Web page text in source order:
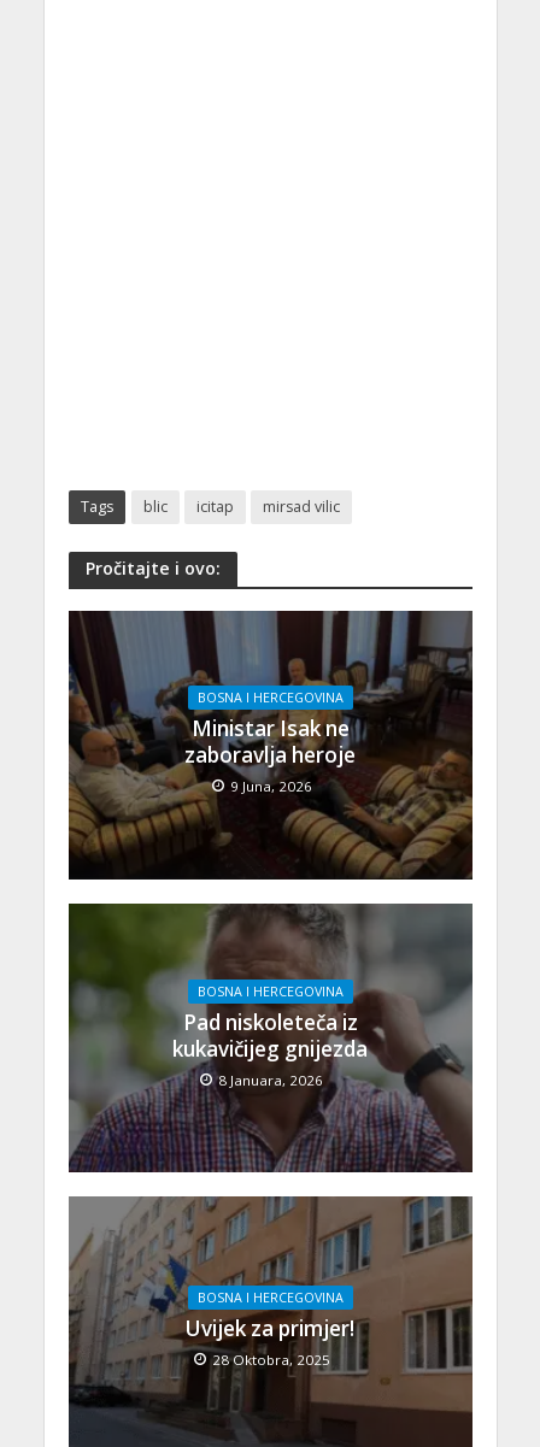
Tags blic icitap mirsad vilic
Pročitajte i ovo:
BOSNA I HERCEGOVINA
Ministar Isak ne
zaboravlja heroje
9 Juna, 2026
BOSNA I HERCEGOVINA
Pad niskoleteča iz
kukavičijeg gnijezda
8 Januara, 2026
BOSNA I HERCEGOVINA
Uvijek za primjer!
28 Oktobra, 2025